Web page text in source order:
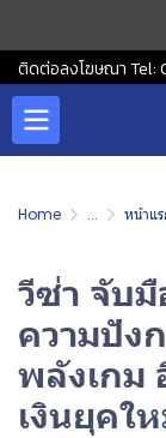
ติดต่อลงโฆษณา Tel:
Home ... หน้าแ
วีซ่า จับมื
ความปัง
พลังเกม
เงินยุคใ